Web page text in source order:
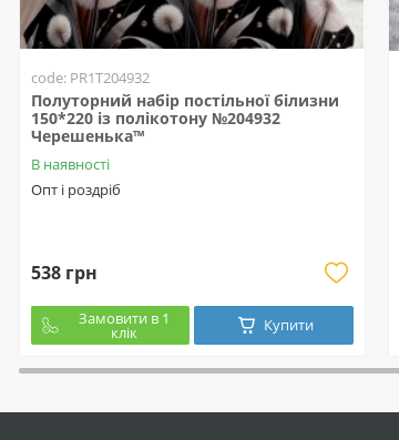
code: PR1T204932
Полуторний набір постільної білизни
150*220 із полікотону №204932
Черешенька™
В наявності
Опт і роздріб
538 грн
Замовити в 1
клік Купити